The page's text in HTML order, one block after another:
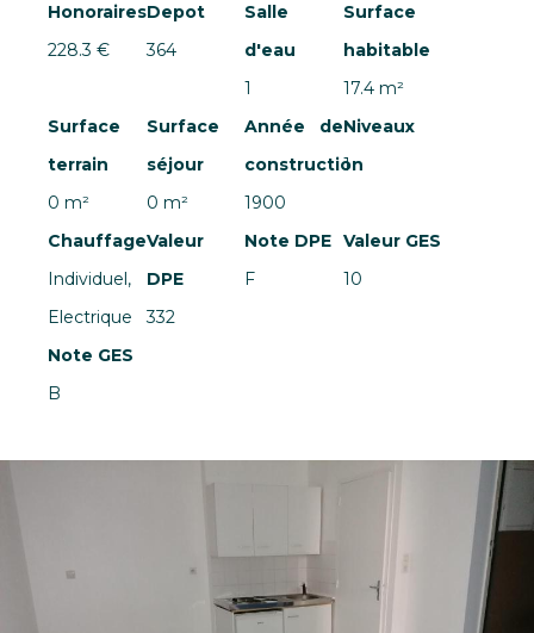
Honoraires
228.3 €
Depot
364
Salle
d'eau
1
Surface
habitable
17.4 m²
Surface
terrain
0 m²
Surface
séjour
0 m²
Année de
construction
1900
Niveaux
1
Chauffage
Individuel,
Electrique
Valeur
DPE
332
Note DPE
F
Valeur GES
10
Note GES
B